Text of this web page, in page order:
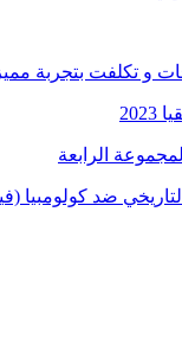
و تكلفت بتجربة
الرابعة
ضد كولومبيا